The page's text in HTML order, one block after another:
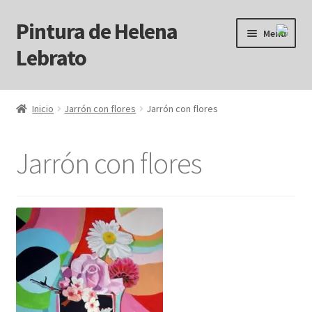
Ir
a
la
Ir
al
contenido
Pintura de Helena
Lebrato
Menú
Inicio
Arcanos
Blog
Carrito
Inicio Jarrón con flores Jarrón con flores
Jarrón con flores